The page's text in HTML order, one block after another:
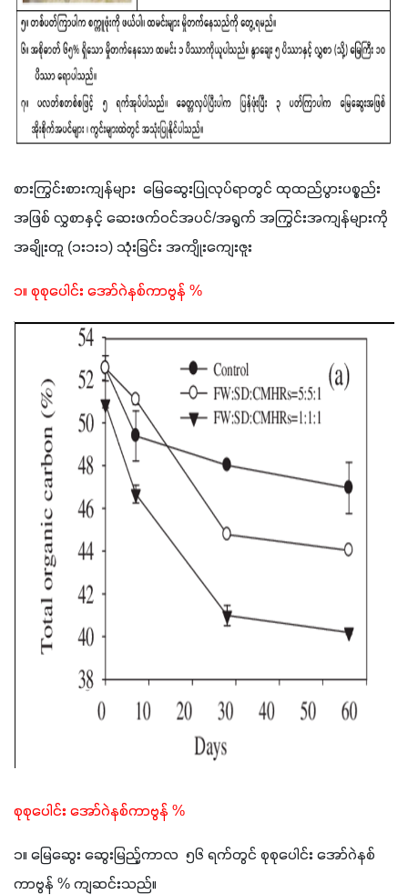
စားကြွင်းစားကျန်များ  မြေဆွေးပြုလုပ်ရာတွင် ထုထည်ပွားပစ္စည်း
အဖြစ် လွှစာနှင့် ဆေးဖက်ဝင်အပင်/အရွက် အကြွင်းအကျန်များကို
အချိုးတူ (၁း၁း၁) သုံးခြင်း အကျိုးကျေးဇူး
၁။ စုစုပေါင်း အော်ဂဲနစ်ကာဗွန် %
စုစုပေါင်း အော်ဂဲနစ်ကာဗွန် %
၁။ မြေဆွေး ဆွေးမြည့်ကာလ  ၅၆ ရက်တွင် စုစုပေါင်း အော်ဂဲနစ်
ကာဗွန် % ကျဆင်းသည်။